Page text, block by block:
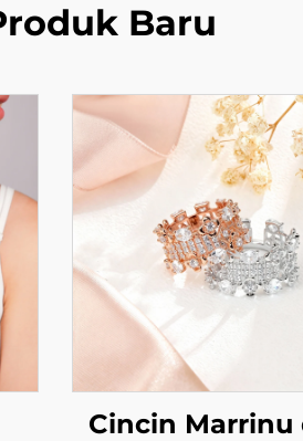
Baru
Cincin Marrinu